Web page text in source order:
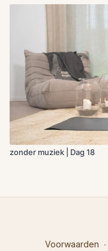
zonder muziek | Dag 18
Voorwaarden ∙